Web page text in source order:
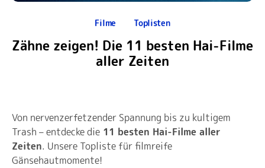
Filme Toplisten
Zähne zeigen! Die 11 besten Hai-Filme
aller Zeiten
Von nervenzerfetzender Spannung bis zu kultigem
Trash – entdecke die 11 besten Hai-Filme aller
Zeiten. Unsere Topliste für filmreife
Gänsehautmomente!